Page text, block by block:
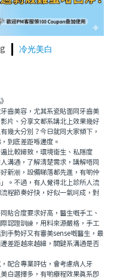
冷光美白
齒美容，尤其系瓷貼面同牙齒美
片、分享文都系講北上效果幾好
幾大分別？今日就同大家傾下，
到底差距喺邊度。
比較細致，環境衛生、私隱度
溝通，了解清楚需求，講解唔同
新潮，設備睇落都先進，有啲仲
。不過，有人覺得北上診所人流
程節奏好快，好似一氣呵成，對
合度要求好高，醫生嘅手工、
認證訓練，用料來源嚴格，手工
手勢好又有審美sense嘅醫生，最
差距越來越細，關鍵系溝通是否
配合專業評估，會考慮病人牙
白選擇多，有啲療程效果真系即